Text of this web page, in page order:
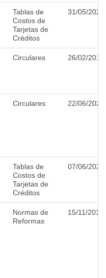
Tablas de
Costos de
Tarjetas de
Créditos
31/05/2023
Circulares 26/02/2015
Circulares 22/06/2020
Tablas de
Costos de
Tarjetas de
Créditos
07/06/2022
Normas de
Reformas
15/11/2016